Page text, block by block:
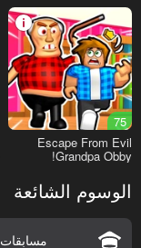
75
Escape From Evil
Grandpa Obby!
الوسوم الشائعة
مسابقات